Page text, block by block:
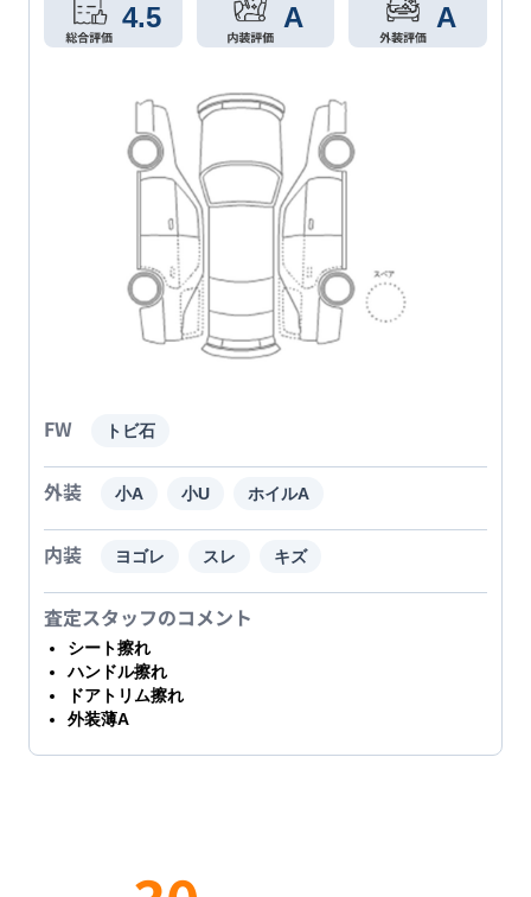
4.5 A A
FW トビ石
外装 小A 小U ホイルA
内装 ヨゴレ スレ キズ
査定スタッフのコメント
シート擦れ
ハンドル擦れ
ドアトリム擦れ
外装薄A